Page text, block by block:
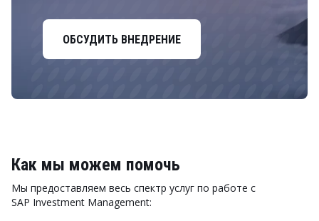
ОБСУДИТЬ ВНЕДРЕНИЕ
Как мы можем помочь
Мы предоставляем весь спектр услуг по работе с
SAP Investment Management: